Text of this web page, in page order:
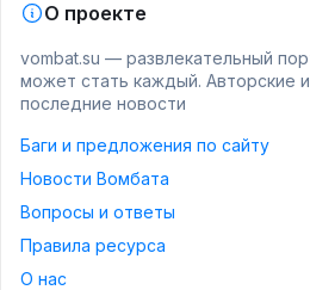
О проекте
vombat.su — развлекательный
может стать каждый. Авторские
последние новости
Баги и предложения по сайту
Новости Вомбата
Вопросы и ответы
Правила ресурса
О нас